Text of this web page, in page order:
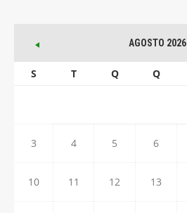
AGOSTO 2026
S T Q Q
3 4 5 6
10 11 12 13